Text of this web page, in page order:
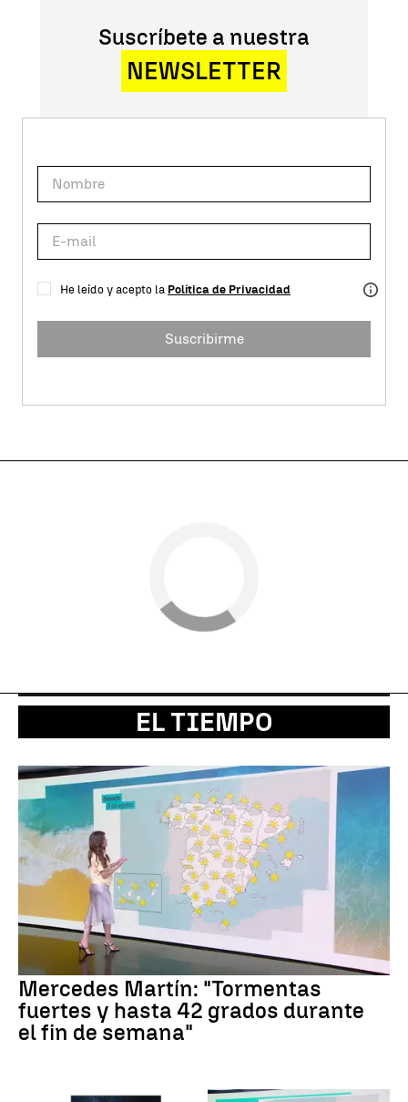
Suscríbete a nuestra
NEWSLETTER
He leído y acepto la Política de Privacidad
Suscribirme
EL TIEMPO
Mercedes Martín: "Tormentas
fuertes y hasta 42 grados durante
el fin de semana"